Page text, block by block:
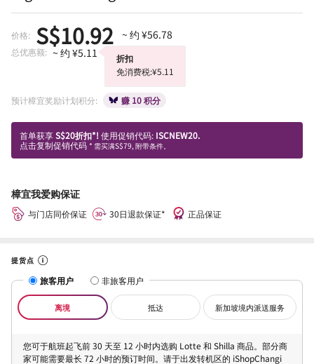
价格: S$10.92 ~ 约 ¥56.78
总优惠额: ~ 约 ¥5.11
折扣
免消费税:¥5.11
预计樟宜奖励计划积分: 赚 10 积分
首单获享S$20折扣*! 使用促销代码: ISCNEW20.
点击复制促销代码 * 需买满S$79, 附带条件。
樟宜我爱购保证
与门店同价保证 30日退款保证* 正品保证
提货点
旅客用户 非旅客用户
离境 抵达 新加坡境内派送服务
您可于航班起飞前 30 天至 12 小时内选购 Lotte 和 Shilla 商品。部分商
家可能需要最长 72 小时的预订时间。请于出发转机区的 iShopChangi